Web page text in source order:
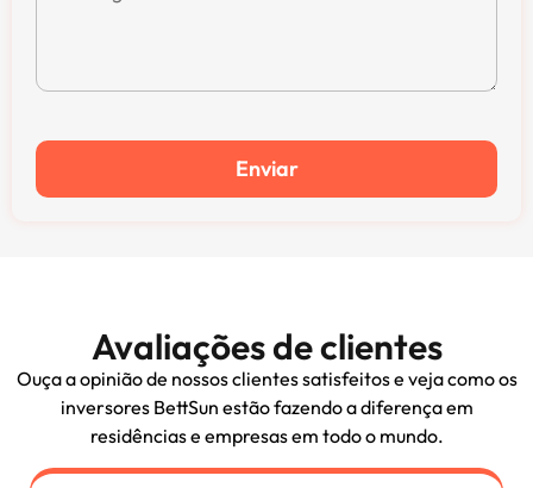
Enviar
Avaliações de clientes
Ouça a opinião de nossos clientes satisfeitos e veja como os
inversores BettSun estão fazendo a diferença em
residências e empresas em todo o mundo.